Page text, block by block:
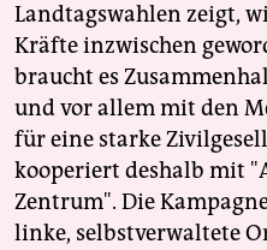
Landtagswahlen zeigt,
Kräfte inzwischen
braucht es
und vor allem mit den
für eine starke
kooperiert deshalb mit
Zentrum". Die
linke, selbstverwaltete